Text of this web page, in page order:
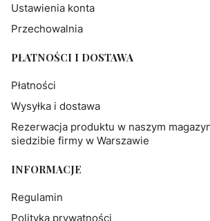
Ustawienia konta
Przechowalnia
PŁATNOŚCI I DOSTAWA
Płatności
Wysyłka i dostawa
Rezerwacja produktu w naszym
siedzibie firmy w Warszawie
INFORMACJE
Regulamin
Polityka prywatności